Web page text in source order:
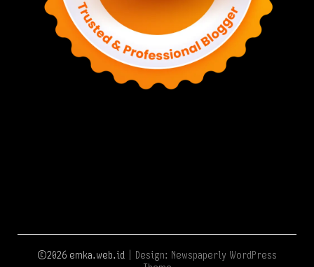
©2026 emka.web.id | Design: Newspaperly WordPress